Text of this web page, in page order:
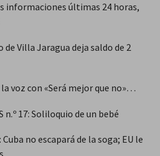
informaciones últimas 24 horas,
Villa Jaragua deja saldo de 2
voz con «Será mejor que no»…
n.º 17: Soliloquio de un bebé
no escapará de la soga; EU le